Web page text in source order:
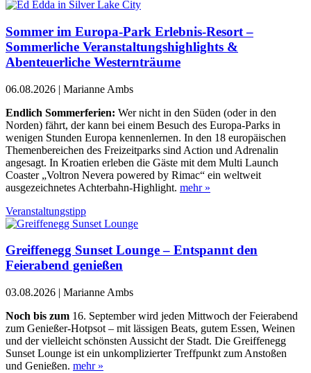
Sommer im Europa-Park Erlebnis-Resort –
Sommerliche Veranstaltungshighlights &
Abenteuerliche Westernträume
06.08.2026 | Marianne Ambs
Endlich Sommerferien: Wer nicht in den Süden (oder in den
Norden) fährt, der kann bei einem Besuch des Europa-Parks in
wenigen Stunden Europa kennenlernen. In den 18 europäischen
Themenbereichen des Freizeitparks sind Action und Adrenalin
angesagt. In Kroatien erleben die Gäste mit dem Multi Launch
Coaster „Voltron Nevera powered by Rimac“ ein weltweit
ausgezeichnetes Achterbahn-Highlight. mehr »
Veranstaltungstipp
Greiffenegg Sunset Lounge – Entspannt den
Feierabend genießen
03.08.2026 | Marianne Ambs
Noch bis zum 16. September wird jeden Mittwoch der Feierabend
zum Genießer-Hotpsot – mit lässigen Beats, gutem Essen, Weinen
und der vielleicht schönsten Aussicht der Stadt. Die Greiffenegg
Sunset Lounge ist ein unkomplizierter Treffpunkt zum Anstoßen
und Genießen. mehr »